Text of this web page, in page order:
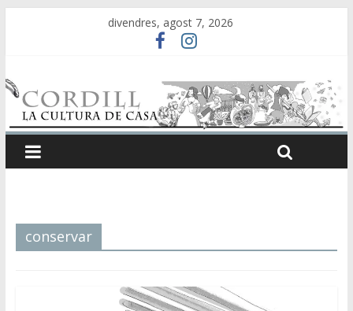
divendres, agost 7, 2026
conservar